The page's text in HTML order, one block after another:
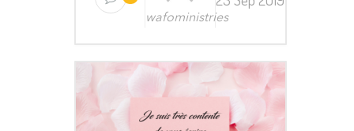
wafoministries